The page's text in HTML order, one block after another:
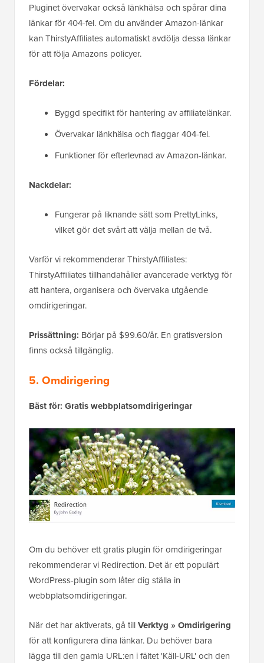
Pluginet övervakar också länkhälsa och spårar dina
länkar för 404-fel. Om du använder Amazon-länkar
kan ThirstyAffiliates automatiskt avdölja dessa länkar
för att följa Amazons policyer.
Fördelar:
Byggd specifikt för hantering av affiliatelänkar.
Övervakar länkhälsa och flaggar 404-fel.
Funktioner för efterlevnad av Amazon-länkar.
Nackdelar:
Fungerar på liknande sätt som PrettyLinks,
vilket gör det svårt att välja mellan de två.
Varför vi rekommenderar ThirstyAffiliates:
ThirstyAffiliates tillhandahåller avancerade verktyg för
att hantera, organisera och övervaka utgående
omdirigeringar.
Prissättning: Börjar på $99.60/år. En gratisversion
finns också tillgänglig.
5. Omdirigering
Bäst för: Gratis webbplatsomdirigeringar
Om du behöver ett gratis plugin för omdirigeringar
rekommenderar vi Redirection. Det är ett populärt
WordPress-plugin som låter dig ställa in
webbplatsomdirigeringar.
När det har aktiverats, gå tillVerktyg » Omdirigering
för att konfigurera dina länkar. Du behöver bara
lägga till den gamla URL:en i fältet 'Käll-URL' och den